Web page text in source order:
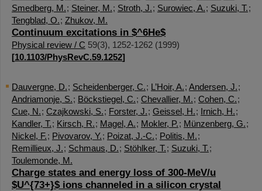
Smedberg, M.; Steiner, M.; Stroth, J.; Surowiec, A.; Suzuki, T.;
Tengblad, O.; Zhukov, M.
Continuum excitations in $^6He$
Physical review / C 59(3), 1252-1262 (1999)
[10.1103/PhysRevC.59.1252]
Dauvergne, D.; Scheidenberger, C.; L’Hoir, A.; Andersen, J.;
Andriamonje, S.; Böckstiegel, C.; Chevallier, M.; Cohen, C.;
Cue, N.; Czajkowski, S.; Forster, J.; Geissel, H.; Irnich, H.;
Kandler, T.; Kirsch, R.; Magel, A.; Mokler, P.; Münzenberg, G.;
Nickel, F.; Pivovarov, Y.; Poizat, J.-C.; Politis, M.;
Remillieux, J.; Schmaus, D.; Stöhlker, T.; Suzuki, T.;
Toulemonde, M.
Charge states and energy loss of 300-MeV/u
$U^{73+}$ ions channeled in a silicon crystal